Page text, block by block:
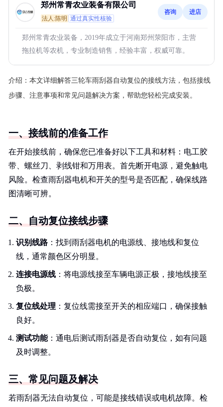
郑州常青农业装备有限公司
法人:陈明 通过真实性核验
咨询 进店
郑州常青农业装备，2019年成立于河南郑州荥阳市，主营
拖拉机等农机，专业制造销售，经验丰富，权威可靠。
介绍： 本文详细解答三轮车雨刮器自动复位的接线方法，包括接线
步骤、注意事项和常见问题解决方案，帮助您轻松完成安装。
一、接线前的准备工作
在开始接线前，确保您已准备好以下工具和材料：电工胶
带、螺丝刀、剥线钳和万用表。首先断开电源，避免触电
风险。检查雨刮器电机和开关的型号是否匹配，确保线路
图清晰可辨。
二、自动复位接线步骤
识别线路 ：找到雨刮器电机的电源线、接地线和复位
线，通常颜色区分明显。
连接电源线 ：将电源线接至车辆电源正极，接地线接至
负极。
复位线处理 ：复位线需接至开关的相应端口，确保接触
良好。
测试功能：通电后测试雨刮器是否自动复位，如有问题
及时调整。
三、常见问题及解决
若雨刮器无法自动复位，可能是接线错误或电机故障。检